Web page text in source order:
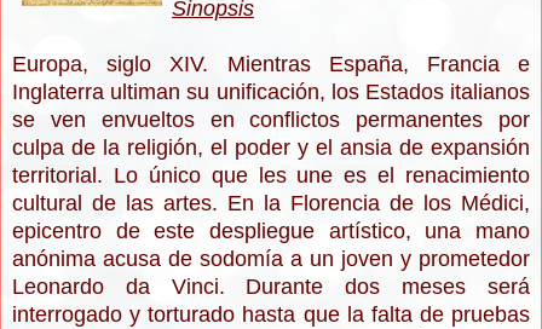
Sinopsis
Europa, siglo XIV. Mientras España, Francia e
Inglaterra ultiman su unificación, los Estados italianos
se ven envueltos en conflictos permanentes por
culpa de la religión, el poder y el ansia de expansión
territorial. Lo único que les une es el renacimiento
cultural de las artes. En la Florencia de los Médici,
epicentro de este despliegue artístico, una mano
anónima acusa de sodomía a un joven y prometedor
Leonardo da Vinci. Durante dos meses será
interrogado y torturado hasta que la falta de pruebas